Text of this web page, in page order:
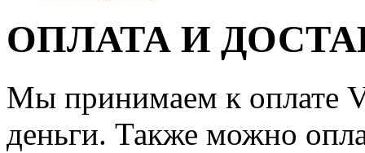
ОПЛАТА И
Мы принимаем к оплате
деньги. Также можно